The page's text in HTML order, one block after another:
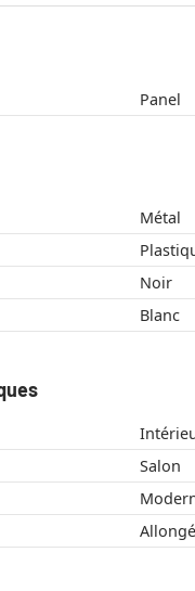
Panel
Métal
Noir
Blanc
Salon
Allongé